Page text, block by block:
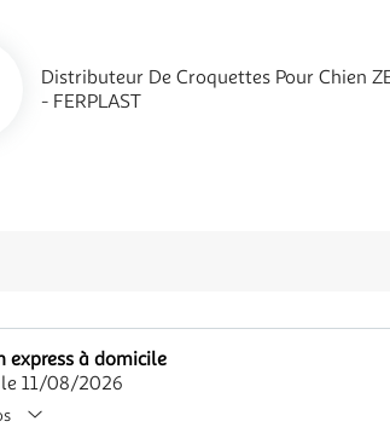
Distributeur De Croquettes Pour Chien
- FERPLAST
express à domicile
11/08/2026